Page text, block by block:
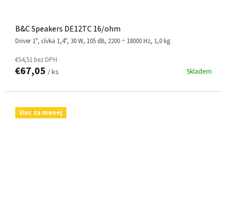
B&C Speakers DE12TC 16/ohm
driver 1", cívka 1,4", 30 W, 105 dB, 2200 ÷ 18000 Hz, 1,0 kg
Skladem
€54,51 bez DPH
€67,05 / ks
Viac za menej